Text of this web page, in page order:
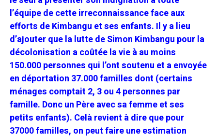
l’équipe de cette irreconnaissance face aux
efforts de Kimbangu et ses enfants. Il y a lieu
d’ajouter que la lutte de Simon Kimbangu pour la
décolonisation a coûtée la vie à au moins
150.000 personnes qui l’ont soutenu et a envoyée
en déportation 37.000 familles dont (certains
ménages comptait 2, 3 ou 4 personnes par
famille. Donc un Père avec sa femme et ses
petits enfants). Celà revient à dire que pour
37000 familles, on peut faire une estimation